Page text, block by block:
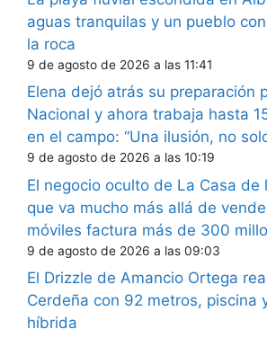
aguas tranquilas y un pueblo
la roca
9 de agosto de 2026 a las 11:41
Elena dejó atrás su preparación
Nacional y ahora trabaja hasta
en el campo: “Una ilusión, no
9 de agosto de 2026 a las 10:19
El negocio oculto de La Casa de
que va mucho más allá de
móviles factura más de 300
9 de agosto de 2026 a las 09:03
El Drizzle de Amancio Ortega
Cerdeña con 92 metros, piscina
híbrida